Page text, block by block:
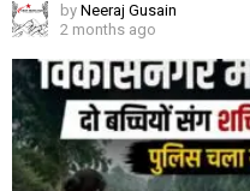
by Neeraj Gusain
2 months ago